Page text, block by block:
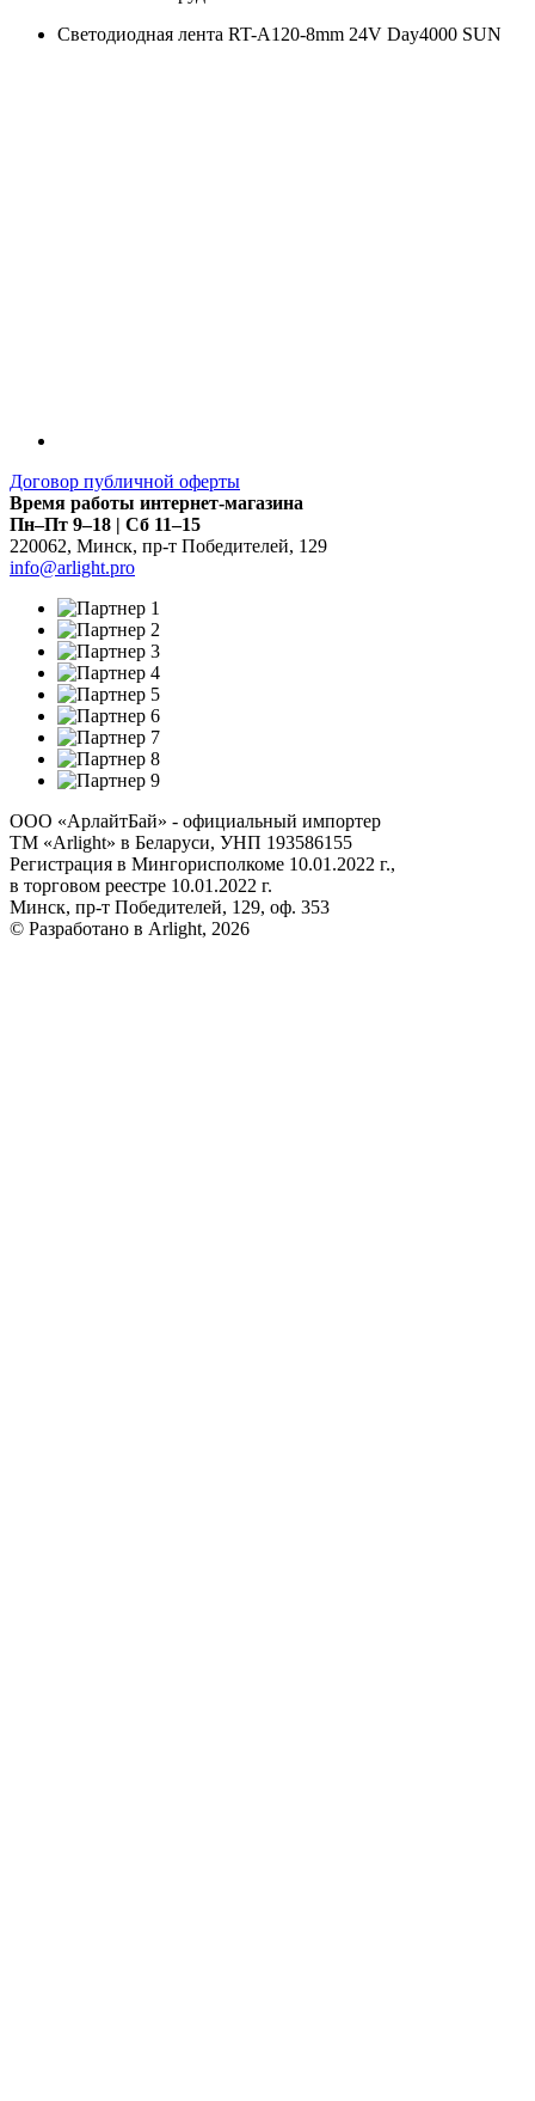
Светодиодная лента RT-A120-8mm 24V Day4000 SUN
Договор публичной оферты
Время работы интернет-магазина
Пн–Пт 9–18 | Сб 11–15
220062, Минск, пр-т Победителей, 129
info@arlight.pro
ООО «АрлайтБай» - официальный импортер
ТМ «Arlight» в Беларуси, УНП 193586155
Регистрация в Мингорисполкоме 10.01.2022 г.,
в торговом реестре 10.01.2022 г.
Минск, пр-т Победителей, 129, оф. 353
© Разработано в Arlight, 2026